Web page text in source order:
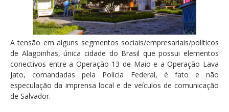
A tensão em alguns segmentos sociais/empresariais/políticos
de Alagoinhas, única cidade do Brasil que possui elementos
conectivos entre a Operação 13 de Maio e a Operação Lava
Jato, comandadas pela Polícia Federal, é fato e não
especulação da imprensa local e de veículos de comunicação
de Salvador.